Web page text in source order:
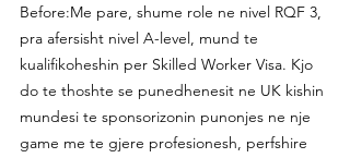
Before:Me pare, shume role ne nivel RQF 3,
pra afersisht nivel A-level, mund te
kualifikoheshin per Skilled Worker Visa. Kjo
do te thoshte se punedhenesit ne UK kishin
mundesi te sponsorizonin punonjes ne nje
game me te gjere profesionesh, perfshire